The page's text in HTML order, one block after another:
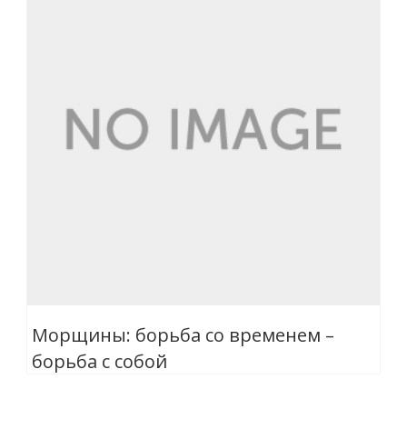
Морщины: борьба со временем –
борьба с собой